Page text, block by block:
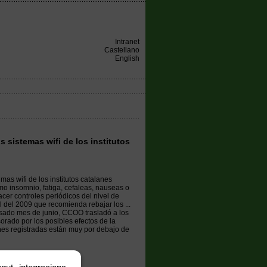
Intranet
Castellano
English
sistemas wifi de los institutos
wifi de los institutos catalanes
insomnio, fatiga, cefaleas, nauseas o
controles periódicos del nivel de
2009 que recomienda rebajar los ...
mes de junio, CCOO trasladó a los
por los posibles efectos de la
registradas están muy por debajo de